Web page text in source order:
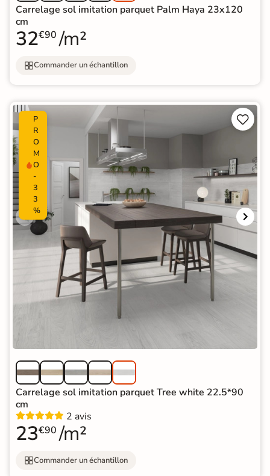
Carrelage sol imitation parquet Palm Haya 23x120
cm
32€90 /m²
Commander un échantillon
P
R
O
M
O
-
3
3
%


Carrelage sol imitation parquet Tree white 22.5*90
cm
2 avis
23€90 /m²
Commander un échantillon